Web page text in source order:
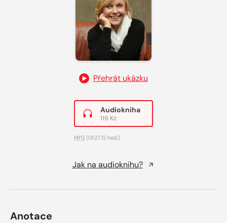
Přehrát ukázku
Audiokniha
119 Kč
MP3 (01:27:12 hod.)
Jak na audioknihu?
Anotace